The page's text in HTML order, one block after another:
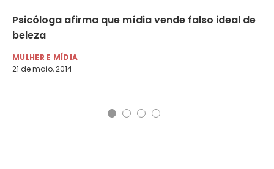
Psicóloga afirma que mídia vende falso ideal de
beleza
MULHER E MÍDIA
21 de maio, 2014